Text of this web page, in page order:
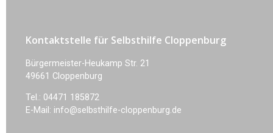
Kontaktstelle für Selbsthilfe Cloppenburg
Bürgermeister-Heukamp Str. 21
49661 Cloppenburg
Tel.: 04471 185872
E-Mail: info@selbsthilfe-cloppenburg.de